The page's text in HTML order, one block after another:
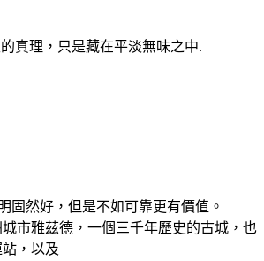
理，只是藏在平淡無味之中.
然好，但是不如可靠更有價值。
雅茲德，一個三千年歷史的古城，也
，以及